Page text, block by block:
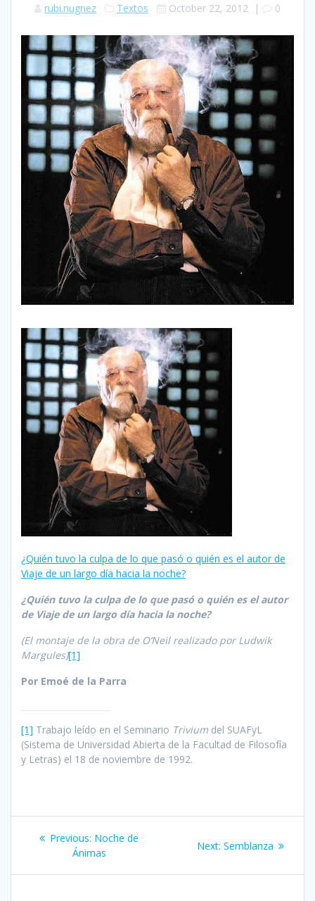
rubi.nugnez Textos October 22, 2012 | 0
¿Quién tuvo la culpa de lo que pasó o quién es el autor de
Viaje de un largo día hacia la noche?
¿Quién tuvo la culpa de lo que pasó o quién es el autor
de Viaje de un largo día hacia la noche?
(El montaje de la obra de O’Neil realizado por Ludwik
Margules)[1]
Por Emoé de la Parra
[1] Trabajo leído en el Seminario Trivium del SUAFyL
(Sistema de Universidad Abierta de la Facultad de Filosofía
y Letras) el 18 de noviembre de 1992.
Post
navigation
Previous: Previous
post:
Noche de
Ánimas
Next: Next
Semblanza